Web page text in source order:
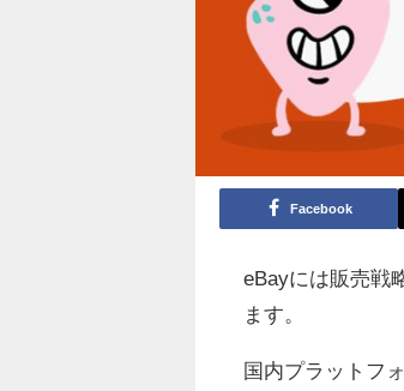
Facebook
eBayには販売戦
ます。
国内プラットフ